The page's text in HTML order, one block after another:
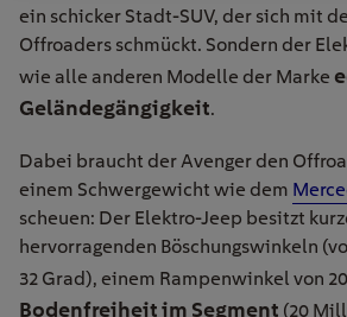
ein schicker Stadt-SUV, der sich mit
Offroaders schmückt. Sondern der
wie alle anderen Modelle der Marke
Geländegängigkeit.
Dabei braucht der Avenger den
einem Schwergewicht wie dem
scheuen: Der Elektro-Jeep besitzt
hervorragenden Böschungswinkeln
32 Grad), einem Rampenwinkel von
Bodenfreiheit im Segment (20